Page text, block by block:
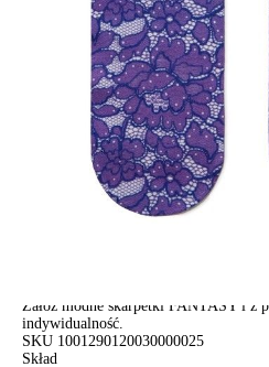
ПОЛУЧИТЬ ПО EMAIL
darmowa od 99 zł
czas dostawy: 1-2 dni robocze
Paczkomaty InPost 24/7,darmowa od
czas dostawy: 1-2 dni robocze
Odbiór osobistyw sklepie Conte
pn.- czw. 8:00 - 16:00, pt. 8:00 - 14:00
Opis produktu
Załóż modne skarpetki FANTASY i z
indywidualność.
SKU 1001290120030000025
Skład